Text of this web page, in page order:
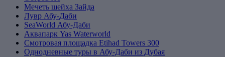
Мечеть шейха Зайда
Лувр Абу-Даби
SeaWorld Абу-Даби
Аквапарк Yas Waterworld
Смотровая площадка Etihad Towers 300
Однодневные туры в Абу-Даби из Дубая